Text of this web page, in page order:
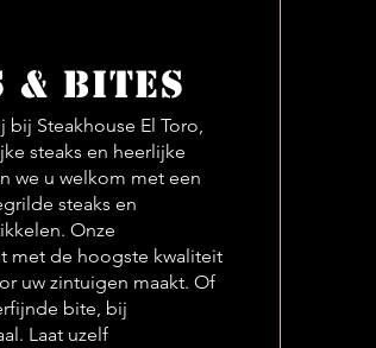
& bites
Steakhouse El Toro,
steaks en heerlijke
we u welkom met een
steaks en
Onze
met de hoogste kwaliteit
uw zintuigen maakt. Of
bite, bij
Laat uzelf